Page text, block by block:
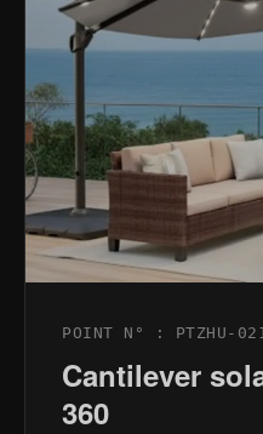
POINT N° : PTZHU-
Cantilever
360